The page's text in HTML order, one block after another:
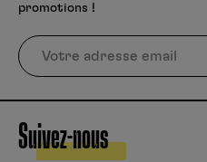
promotions !
Suivez-nous